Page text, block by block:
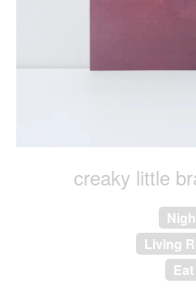
creaky little
Living
Eat